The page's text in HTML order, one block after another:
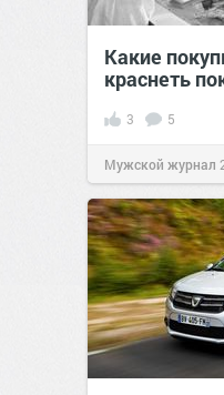
Какие
краснеть
3 5
Мужской журнал